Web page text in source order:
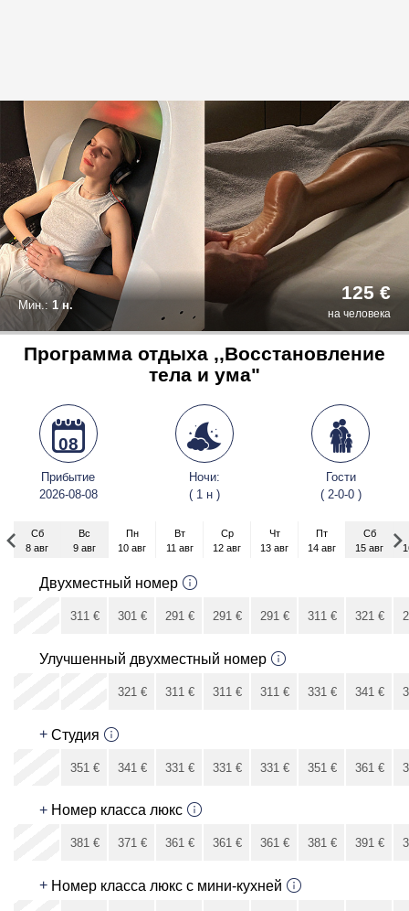
Мин.: 1 н.
125 €
на человека
Программа отдыха ,,Восстановление
тела и ума"
08
Прибытие
2026-08-08
Ночи:
( 1 н )
Гости
( 2-0-0 )
Сб
8 авг
Вс
9 авг
Пн
10 авг
Вт
11 авг
Ср
12 авг
Чт
13 авг
Пт
14 авг
Сб
15 авг
Двухместный номер
311 € 301 € 291 € 291 € 291 € 311 € 321 €
Улучшенный двухместный номер
321 € 311 € 311 € 311 € 331 € 341 €
+ Студия
351 € 341 € 331 € 331 € 331 € 351 € 361 €
+ Номер класса люкс
381 € 371 € 361 € 361 € 361 € 381 € 391 €
+ Номер класса люкс с мини-кухней